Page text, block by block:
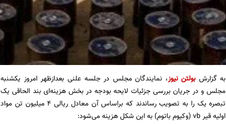
به گزارش بولتن نیوز، نمایندگان‌ مجلس در جلسه علنی بعدازظهر امروز یکشنبه
مجلس و در جریان بررسی جزئیات لایحه بودجه در بخش هزینه‌ای بند الحاقی یک
تبصره یک را به تصویب رساندند که براساس آن معادل ریالی ۴ میلیون تن مواد
اولیه قیر vb (وکیوم باتوم) به این شکل هزینه می‌شود: